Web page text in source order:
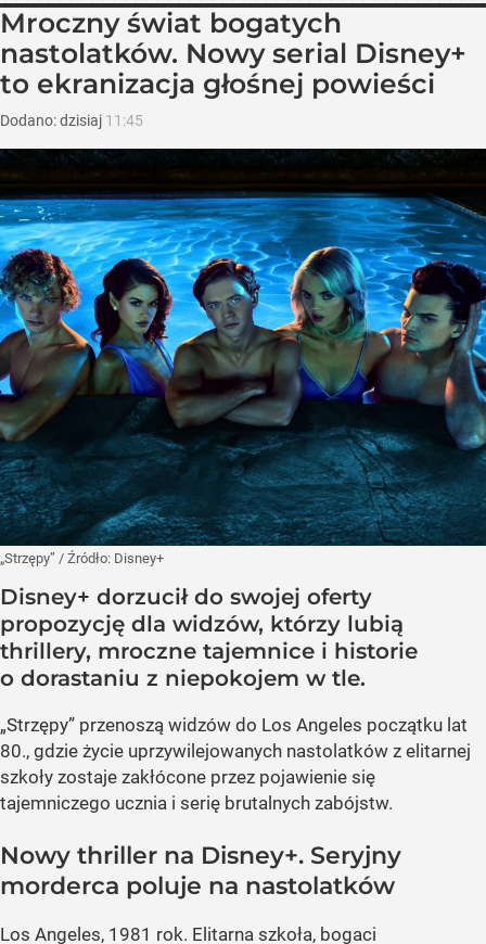
Mroczny świat bogatych
nastolatków. Nowy serial Disney+
to ekranizacja głośnej powieści
Dodano:dzisiaj 11:45
„Strzępy” / Źródło: Disney+
Disney+ dorzucił do swojej oferty
propozycję dla widzów, którzy lubią
thrillery, mroczne tajemnice i historie
o dorastaniu z niepokojem w tle.
„Strzępy” przenoszą widzów do Los Angeles początku lat
80., gdzie życie uprzywilejowanych nastolatków z elitarnej
szkoły zostaje zakłócone przez pojawienie się
tajemniczego ucznia i serię brutalnych zabójstw.
Nowy thriller na Disney+. Seryjny
morderca poluje na nastolatków
Los Angeles, 1981 rok. Elitarna szkoła, bogaci